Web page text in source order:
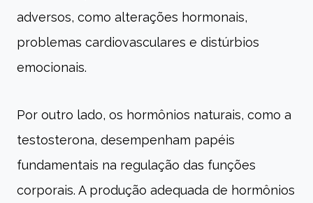
adversos, como alterações hormonais,
problemas cardiovasculares e distúrbios
emocionais.
Por outro lado, os hormônios naturais, como a
testosterona, desempenham papéis
fundamentais na regulação das funções
corporais. A produção adequada de hormônios